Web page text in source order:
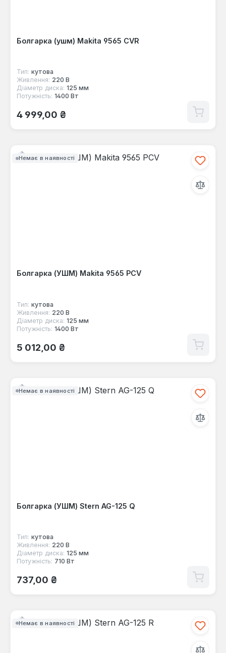
Болгарка (ушм) Makita 9565 CVR
Тип: кутова
Живлення: 220 В
Діаметр диска: 125 мм
Потужність: 1400 Вт
Звичайна ціна:
4 999,00 ₴
Немає в наявності
Болгарка (УШМ) Makita 9565 PCV
Тип: кутова
Живлення: 220 В
Діаметр диска: 125 мм
Потужність: 1400 Вт
Звичайна ціна:
5 012,00 ₴
Немає в наявності
Болгарка (УШМ) Stern AG-125 Q
Тип: кутова
Живлення: 220 В
Діаметр диска: 125 мм
Потужність: 710 Вт
Звичайна ціна:
737,00 ₴
Немає в наявності